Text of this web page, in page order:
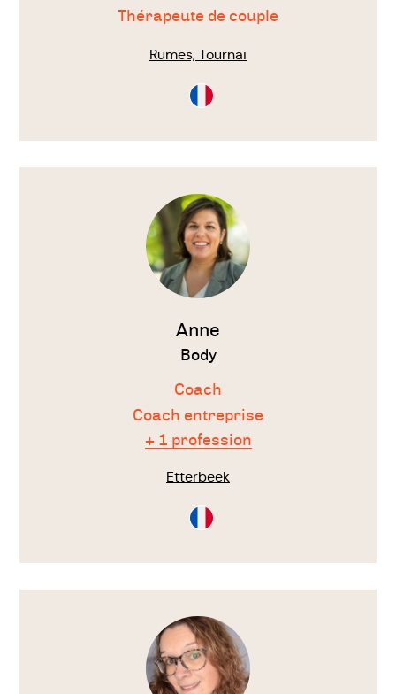
Thérapeute de couple
Rumes, Tournai
Consultation
en
Voir
Anne
Body
Coach
Coach entreprise
+ 1 profession
Etterbeek
Consultation
en
Voir